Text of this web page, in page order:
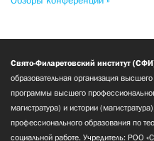
Свято-Филаретовский институт
образовательная организация
программы высшего
магистратура) и истории
профессионального образования по
социальной работе. Учредитель: РОО